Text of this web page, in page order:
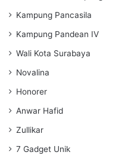
Kampung Pancasila
Kampung Pandean IV
Wali Kota Surabaya
Novalina
Honorer
Anwar Hafid
Zullikar
7 Gadget Unik